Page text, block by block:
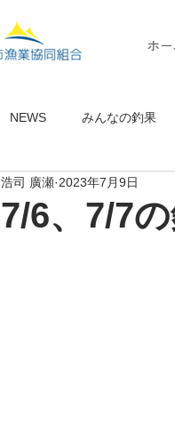
ホー
NEWS みんなの釣果
7/6、7/7
浩司 廣瀬 2023年7月9日